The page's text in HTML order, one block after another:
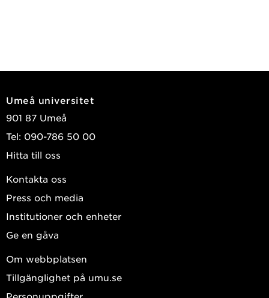
Umeå universitet
901 87 Umeå
Tel: 090-786 50 00
Hitta till oss
Kontakta oss
Press och media
Institutioner och enheter
Ge en gåva
Om webbplatsen
Tillgänglighet på umu.se